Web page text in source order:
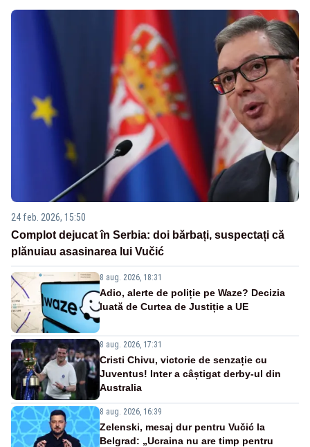
24 feb. 2026, 15:50
Complot dejucat în Serbia: doi bărbați, suspectați că
plănuiau asasinarea lui Vučić
8 aug. 2026, 18:31
Adio, alerte de poliție pe Waze? Decizia
luată de Curtea de Justiție a UE
8 aug. 2026, 17:31
Cristi Chivu, victorie de senzație cu
Juventus! Inter a câștigat derby-ul din
Australia
8 aug. 2026, 16:39
Zelenski, mesaj dur pentru Vučić la
Belgrad: „Ucraina nu are timp pentru